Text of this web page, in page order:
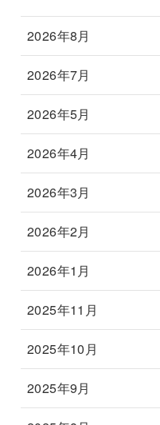
2026年8月
2026年7月
2026年5月
2026年4月
2026年3月
2026年2月
2026年1月
2025年11月
2025年10月
2025年9月